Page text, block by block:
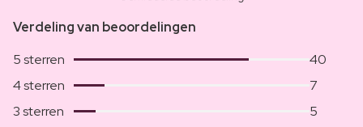
Verdeling van beoordelingen
5 sterren
40
4 sterren
7
3 sterren
5